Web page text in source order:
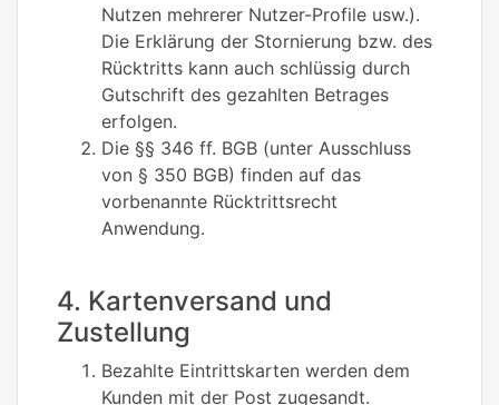
Nutzen mehrerer Nutzer-Profile usw.).
Die Erklärung der Stornierung bzw. des
Rücktritts kann auch schlüssig durch
Gutschrift des gezahlten Betrages
erfolgen.
Die §§ 346 ff. BGB (unter Ausschluss
von § 350 BGB) finden auf das
vorbenannte Rücktrittsrecht
Anwendung.
4. Kartenversand und
Zustellung
Bezahlte Eintrittskarten werden dem
Kunden mit der Post zugesandt.